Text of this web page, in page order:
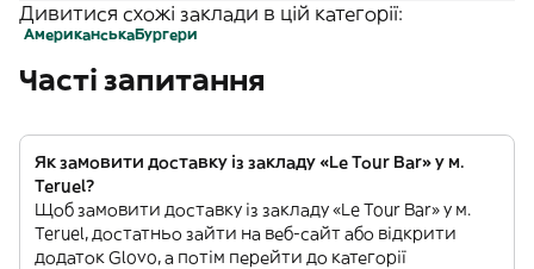
Дивитися схожі заклади в цій категорії:
АмериканськаБургери
Часті запитання
Як замовити доставку із закладу «Le Tour Bar» у м.
Teruel?
Щоб замовити доставку із закладу «Le Tour Bar» у м.
Teruel, достатньо зайти на веб-сайт або відкрити
додаток Glovo, а потім перейти до категорії